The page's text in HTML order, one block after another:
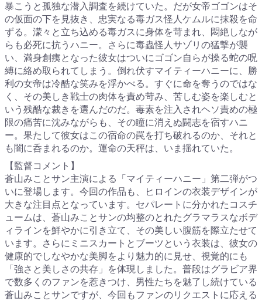
暴こうと孤独な潜入調査を続けていた。だが女帝ゴゴンはそ
の仮面の下を見抜き、忠実なる毒ガス怪人ケムルに抹殺を命
ずる。濛々と立ち込める毒ガスに身体を苛まれ、悶絶しなが
らも必死に抗うハニー。さらに毒蟲怪人サゾリの猛撃が襲
い、満身創痍となった彼女はついにゴゴン自らが操る蛇の呪
縛に絡め取られてしまう。倒れ伏すマイティーハニーに、勝
利の女帝は冷酷な笑みを浮かべる。すぐに命を奪うのではな
く、その美しき戦士の肉体を責め苛み、苦しむ姿を楽しむと
いう残酷な裁きを選んだのだ。毒素を注入されヘソ責めの極
限の痛苦に沈みながらも、その瞳に消えぬ闘志を宿すハニ
ー。果たして彼女はこの宿命の罠を打ち破れるのか、それと
も闇に呑まれるのか。運命の天秤は、いま揺れていた。
【監督コメント】
蒼山みことサン主演による「マイティーハニー」第二弾がつ
いに登場します。今回の作品も、ヒロインの衣装デザインが
大きな注目点となっています。セパレートに分かれたコスチ
ュームは、蒼山みことサンの均整のとれたグラマラスなボデ
ィラインを鮮やかに引き立て、その美しい腹筋を際立たせて
います。さらにミニスカートとブーツという衣装は、彼女の
健康的でしなやかな美脚をより魅力的に見せ、視覚的にも
「強さと美しさの共存」を体現しました。普段はグラビア界
で数多くのファンを惹きつけ、男性たちを魅了し続けている
蒼山みことサンですが、今回もファンのリクエストに応える